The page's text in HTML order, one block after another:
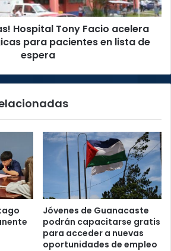
Hospital Tony Facio acelera
para pacientes en lista de
espera
Jóvenes de Guanacaste
podrán capacitarse gratis
para acceder a nuevas
oportunidades de empleo